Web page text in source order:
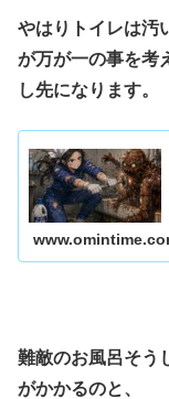
やはりトイレは汚
が万が一の事を考
し先になります。
難敵のお風呂そう
がかかるのと、